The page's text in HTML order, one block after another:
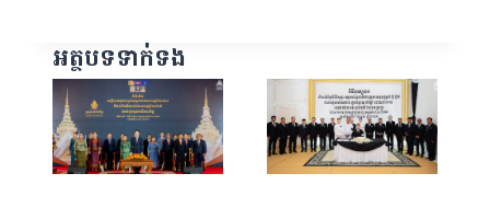
អត្ថបទទាក់ទង